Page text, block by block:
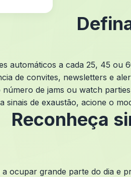
automáticos a cada 25, 45 ou
de convites, newsletters e
número de jams ou watch
sinais de exaustão, acione o
Reconheça
ocupar grande parte do dia e